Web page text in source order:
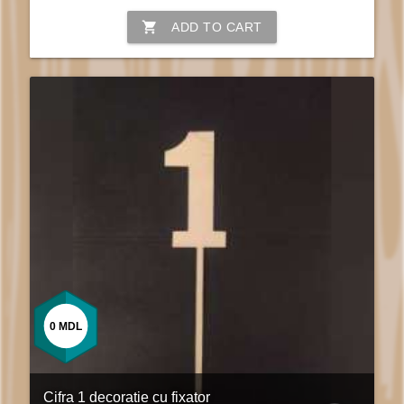
shopping_cart ADD TO CART
Cifra 1 decoratie cu fixator
0 MDL